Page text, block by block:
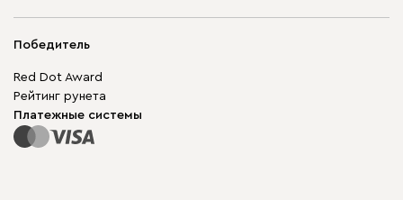
Гарантия
Для бизнеса
Карта сайта
Корпусная мебель
Модульная мебель
Столы и стулья
Победитель
Red Dot Award
Рейтинг рунета
Платежные системы